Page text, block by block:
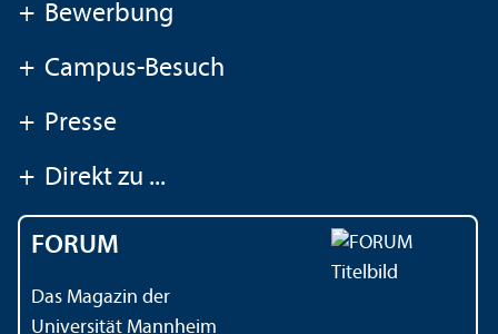
+ Bewerbung
+ Campus-Besuch
+ Presse
+ Direkt zu ...
FORUM
Das Magazin der
Universität Mannheim